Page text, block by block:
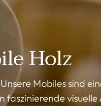
Holz
Mobiles sind
visuelle